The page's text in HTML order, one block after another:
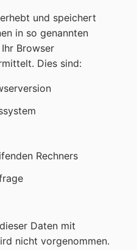
und speichert
in so genannten
Browser
Dies sind:
Rechners
Daten mit
nicht vorgenommen.